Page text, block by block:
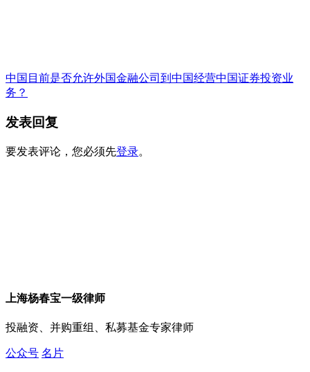
中国目前是否允许外国金融公司到中国经营中国证券投资业
务？
发表回复
要发表评论，您必须先登录。
上海杨春宝一级律师
投融资、并购重组、私募基金专家律师
公众号 名片